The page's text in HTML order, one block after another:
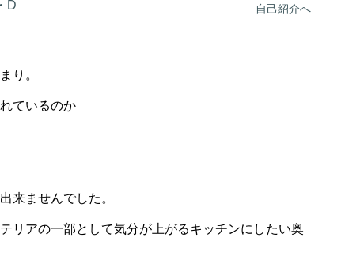
自己紹介へ
D
り。
ているのか
来ませんでした。
リアの一部として気分が上がるキッチンにしたい奥